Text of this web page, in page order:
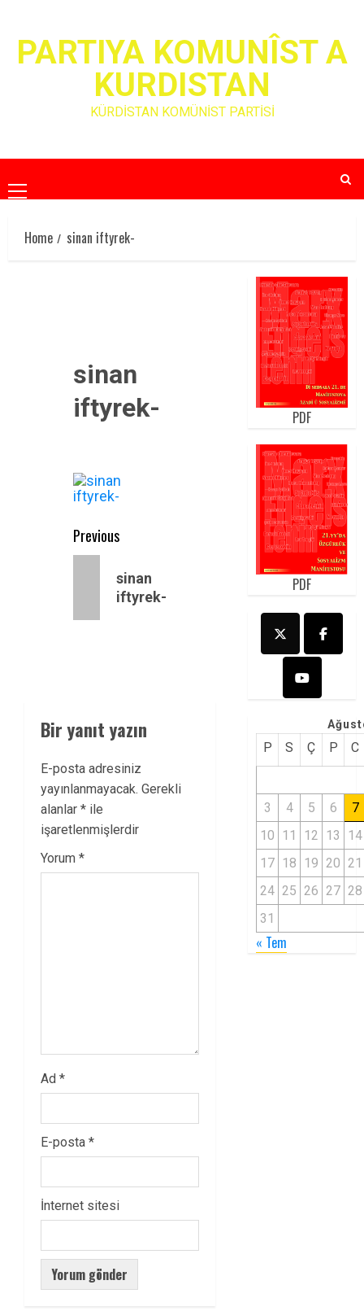
contentPARTIYA KOMUNÎST A
KURDISTAN
KÜRDİSTAN KOMÜNİST PARTİSİ
Primary
Menu
Home
sinan iftyrek-
sinan
iftyrek-
Post
navigation
Previous
sinan
iftyrek-
Bir yanıt yazın
E-posta adresiniz
yayınlanmayacak. Gerekli
alanlar * ile
işaretlenmişlerdir
Yorum *
Ad *
E-posta *
İnternet sitesi
PDF
PDF
P S Ç P C
3 4 5 6
7
10 11 12 13
14
17 18 19 20 21
24 25 26 27 28
31
« Tem